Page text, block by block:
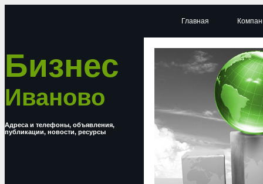
Бизнес
Иваново
Адреса и телефоны, объявления,
публикации, новости, ресурсы
Главная